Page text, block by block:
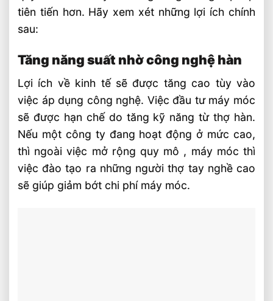
tiên tiến hơn. Hãy xem xét những lợi ích chính
sau:
Tăng năng suất nhờ công nghệ hàn
Lợi ích về kinh tế sẽ được tăng cao tùy vào
việc áp dụng công nghệ. Việc đầu tư máy móc
sẽ được hạn chế do tăng kỹ năng từ thợ hàn.
Nếu một công ty đang hoạt động ở mức cao,
thì ngoài việc mở rộng quy mô , máy móc thì
việc đào tạo ra những người thợ tay nghề cao
sẽ giúp giảm bớt chi phí máy móc.